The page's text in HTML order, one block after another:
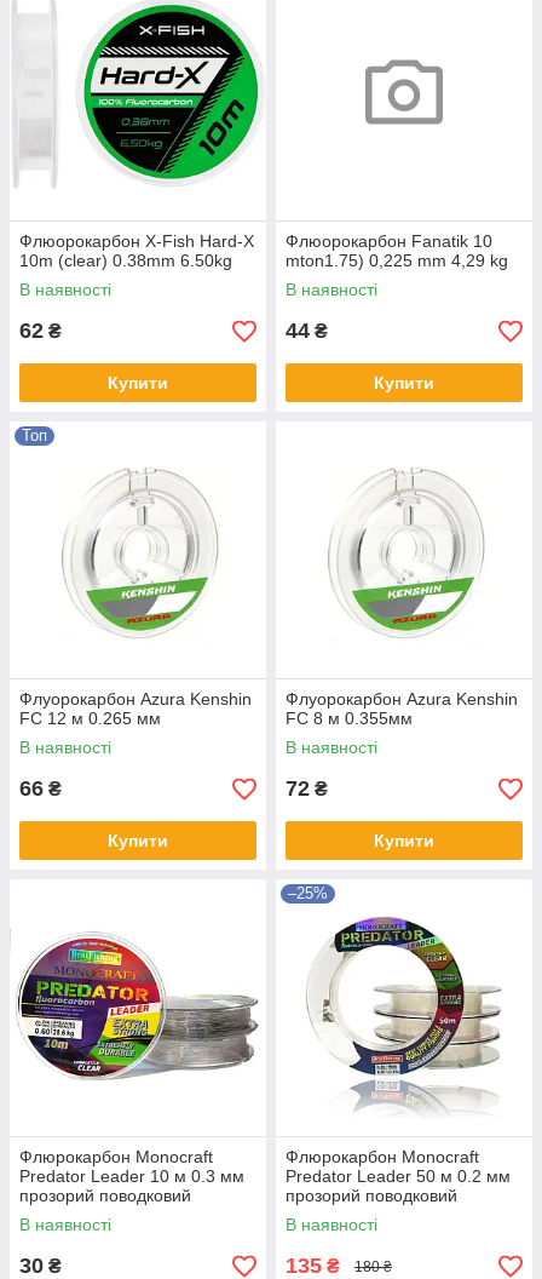
Флюорокарбон X-Fish Hard-X
10m (clear) 0.38mm 6.50kg
В наявності
62 ₴
Купити
Флюорокарбон Fanatik 10
mton1.75) 0,225 mm 4,29 kg
В наявності
44 ₴
Купити
Топ
Флуорокарбон Azura Kenshin
FC 12 м 0.265 мм
В наявності
66 ₴
Купити
Флуорокарбон Azura Kenshin
FC 8 м 0.355мм
В наявності
72 ₴
Купити
Флюрокарбон Monocraft
Predator Leader 10 м 0.3 мм
прозорий поводковий
матеріал для риболовлі
В наявності
30 ₴
–25%
Флюрокарбон Monocraft
Predator Leader 50 м 0.2 мм
прозорий поводковий
матеріал для риболовлі
В наявності
135 ₴ 180 ₴